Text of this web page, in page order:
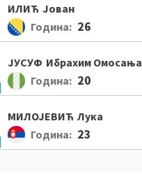
ИЛИЋ Јован
Година: 26
ЈУСУФ Ибрахим Омосања
Година: 20
МИЛОЈЕВИЋ Лука
Година: 23